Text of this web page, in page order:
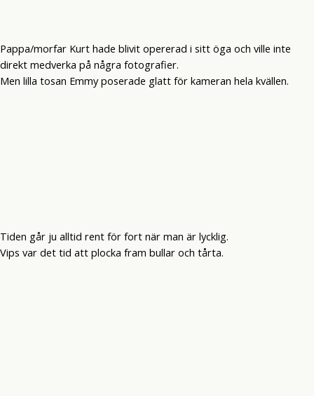
Pappa/morfar Kurt hade blivit opererad i sitt öga och ville inte
direkt medverka på några fotografier.
Men lilla tosan Emmy poserade glatt för kameran hela kvällen.
Tiden går ju alltid rent för fort när man är lycklig.
Vips var det tid att plocka fram bullar och tårta.